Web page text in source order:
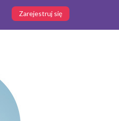
Zarejestruj się